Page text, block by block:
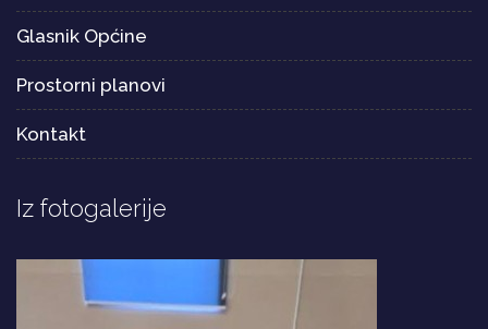
Glasnik Općine
Prostorni planovi
Kontakt
Iz fotogalerije